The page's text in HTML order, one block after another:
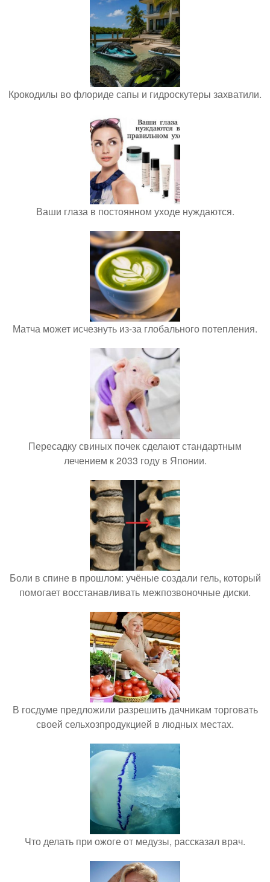
Крокодилы во флориде сапы и гидроскутеры захватили.
Ваши глаза в постоянном уходе нуждаются.
Матча может исчезнуть из-за глобального потепления.
Пересадку свиных почек сделают стандартным
лечением к 2033 году в Японии.
Боли в спине в прошлом: учёные создали гель, который
помогает восстанавливать межпозвоночные диски.
В госдуме предложили разрешить дачникам торговать
своей сельхозпродукцией в людных местах.
Что делать при ожоге от медузы, рассказал врач.